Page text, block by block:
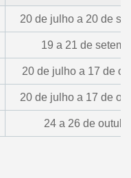
20 de julho a 20 de
19 a 21 de
20 de julho a 17 de
20 de julho a 17 de
24 a 26 de